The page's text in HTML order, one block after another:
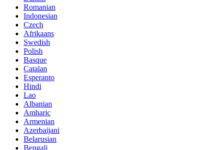
Romanian
Indonesian
Czech
Afrikaans
Swedish
Polish
Basque
Catalan
Esperanto
Hindi
Lao
Albanian
Amharic
Armenian
Azerbaijani
Belarusian
Bengali